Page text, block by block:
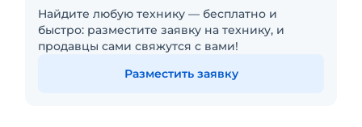
Найдите любую технику — бесплатно и
быстро: разместите заявку на технику, и
продавцы сами свяжутся с вами!
Разместить заявку